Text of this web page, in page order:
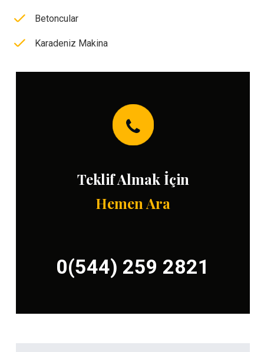
Betoncular
Karadeniz Makina
Teklif Almak İçin
Hemen Ara
0(544) 259 2821